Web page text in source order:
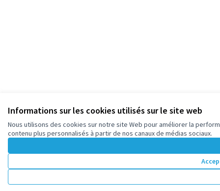
Informations sur les cookies utilisés sur le site web
Nous utilisons des cookies sur notre site Web pour améliorer la
contenu plus personnalisés à partir de nos canaux de médias sociaux.